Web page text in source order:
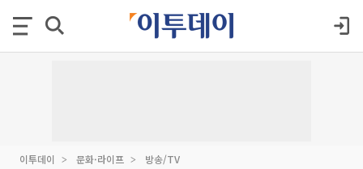
이투데이 문화·라이프 방송/TV